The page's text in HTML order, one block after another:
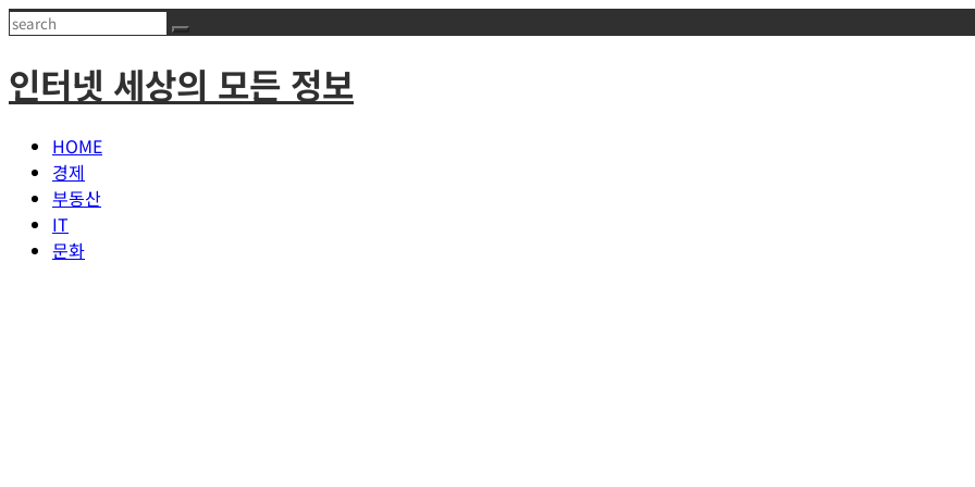
Skip
content
Search
인터넷 세상의 모든 정보
HOME
경제
부동산
IT
문화